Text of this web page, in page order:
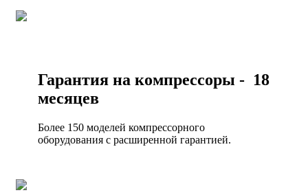
Гарантия на компрессоры - 18
месяцев
Более 150 моделей компрессорного
оборудования с расширенной гарантией.